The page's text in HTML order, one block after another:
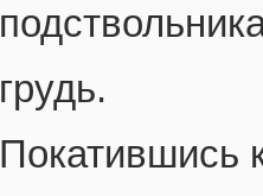
грудь.
Покатившись